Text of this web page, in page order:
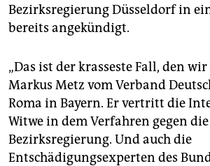
Bezirksregierung Düsseldorf in
bereits angekündigt.
„Das ist der krasseste Fall, den wir
Markus Metz vom Verband
Roma in Bayern. Er vertritt die
Witwe in dem Verfahren gegen die
Bezirksregierung. Und auch die
Entschädigungsexperten des